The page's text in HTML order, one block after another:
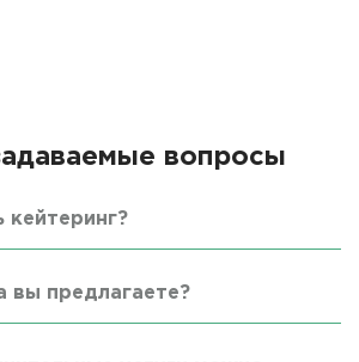
вопросы
кейтеринг?
вы предлагаете?